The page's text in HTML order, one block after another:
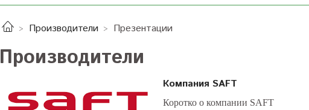
Производители Презентации
Производители
Компания SAFT
Коротко о компании SAFT